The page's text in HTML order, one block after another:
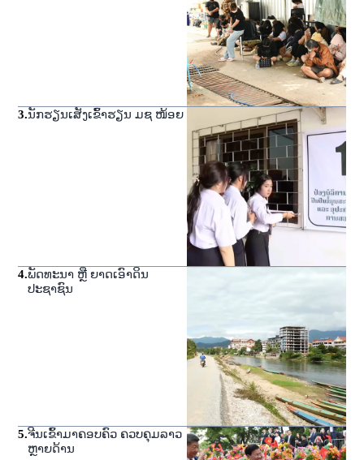
3.ນັກຮຽນເສັງເຂົ້າຮຽນ ມຊ ໜ້ອຍ
4.ພັດທະນາ ຫຼື ຍາດເອົາດິນ
ປະຊາຊົນ
5.ຈີນເຂົ້າມາຄອບຄົວ ຄວບຄຸມລາວ
ຫຼາຍດ້ານ